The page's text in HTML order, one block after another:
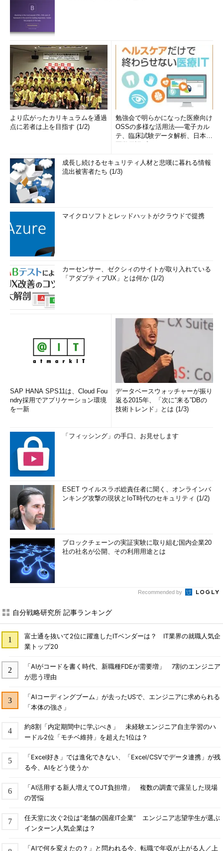
より広がったカリキュラムを通過
点に若者は上を目指す (1/2)
勉強会で明らかになった医療向け
OSSの多様な活用法──電子カル
テ、臨床試験データ解析、日本語
成長し続けるセキュリティ人材と悲嘆に暮れる情報
流出被害者たち (1/3)
マイクロソフトとレッドハットがクラウドで提携
カーセンサー、ゼクシィのサイトが取り入れている
「アダプティブUX」とは何か (1/2)
SAP HANA SPS11は、Cloud Fou
ndry採用でアプリケーション環境
を一新
データベースウォッチャーが振り
返る2015年、「次に“来る”DBの
技術トレンド」とは (1/3)
「フィッシング」の手口、お見せします
ESET ウイルスラボ総責任者に聞く、オンラインバ
ンキング攻撃の現状とIoT時代のセキュリティ (1/2)
ブロックチェーンの実証実験に取り組む国内企業20
社の社名が公開、その利用用途とは
Recommended by
自分戦略研究所 記事ランキング
富士通を抜いて2位に躍進したITベンダーは？ IT業界の就職人気企
業トップ20
「AIがコードを書く時代、新職種FDEが需要増」 7割のエンジニア
が思う理由
「AIコーディングブーム」が去ったUSで、エンジニアに求められる
「本体の強さ」
約8割「内定期間中に学ぶべき」 未経験エンジニア自主学習のハ
ードル2位「モチベ維持」を超えた1位は？
「Excel好き」では進化できない、「Excel/CSVでデータ連携」が残
る今、AIをどう使うか
「AI活用する新人増えてOJT負担増」 複数の調査で露呈した現場
の苦悩
任天堂に次ぐ2位は“老舗の国産IT企業” エンジニア志望学生が選ぶ
インターン人気企業は？
「AIで何を変えたの？」と問われる今、転職で年収が上がる人／上